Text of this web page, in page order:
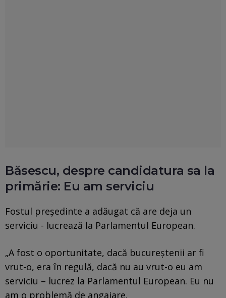
Băsescu, despre candidatura sa la
primărie: Eu am serviciu
Fostul preşedinte a adăugat că are deja un
serviciu - lucrează la Parlamentul European.
„A fost o oportunitate, dacă bucureştenii ar fi
vrut-o, era în regulă, dacă nu au vrut-o eu am
serviciu – lucrez la Parlamentul European. Eu nu
am o problemă de angajare.